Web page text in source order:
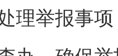
理举报事